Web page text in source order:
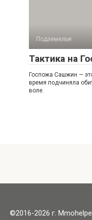
Подземелья
Тактика на
Госпожа Сашжин —
время подчиняла
воле.
©2016-2026 г.